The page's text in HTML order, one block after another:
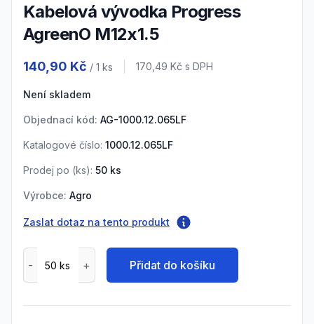
Kabelová vývodka Progress
AgreenO M12x1.5
140,90 Kč / 1 ks Cena s DPH
170,49 Kč s DPH
Není skladem
Objednací kód: AG-1000.12.065LF
Katalogové číslo: 1000.12.065LF
Prodej po (ks): 50 ks
Výrobce: Agro
Zaslat dotaz na tento produkt
Přidat do košíku